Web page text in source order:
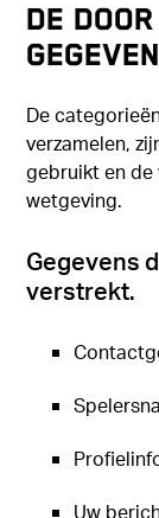
DE
De
verzamelen,
gebruikt en de
wetgeving.
Gegevens
verstrekt.
Uw